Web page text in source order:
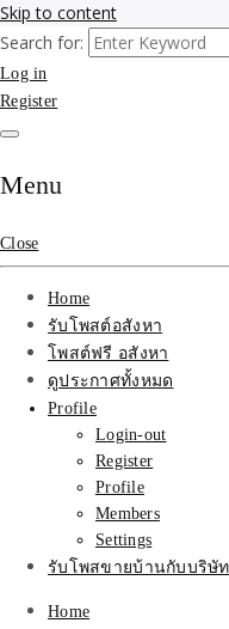
Skip to content
รับจ้างโพส
ติดAI SEO
รับจ้างทำโ
บ้านที่ดิน ร
ที่สุด บริการ
โฆษณารับ
งาน บริํษัท
บ้าน คุณภา
SEOขายบ้า
รับจ้างโพสขายบ้าน ที่ดิน ไม่มีค่
แรก บริการโพสต์ โปรโมท รับ
สอสังหา ติดหน้าแรกกูเกิ้ล ทีมง
Search for:
Log in
Register
Menu
Close
Home
รับโพสต์อสังหา
โพสต์ฟรี อสังหา
ดูประกาศทั้งหมด
Profile
Login-out
Register
Profile
Members
Settings
รับโพสขายบ้านกับบริษั
Home